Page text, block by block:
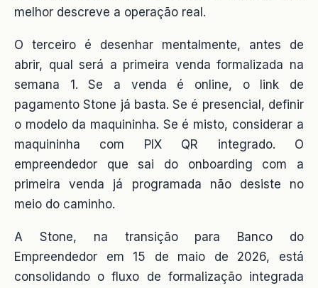
melhor descreve a operação real.
O terceiro é desenhar mentalmente, antes de
abrir, qual será a primeira venda formalizada na
semana 1. Se a venda é online, o link de
pagamento Stone já basta. Se é presencial, definir
o modelo da maquininha. Se é misto, considerar a
maquininha com PIX QR integrado. O
empreendedor que sai do onboarding com a
primeira venda já programada não desiste no
meio do caminho.
A Stone, na transição para Banco do
Empreendedor em 15 de maio de 2026, está
consolidando o fluxo de formalização integrada